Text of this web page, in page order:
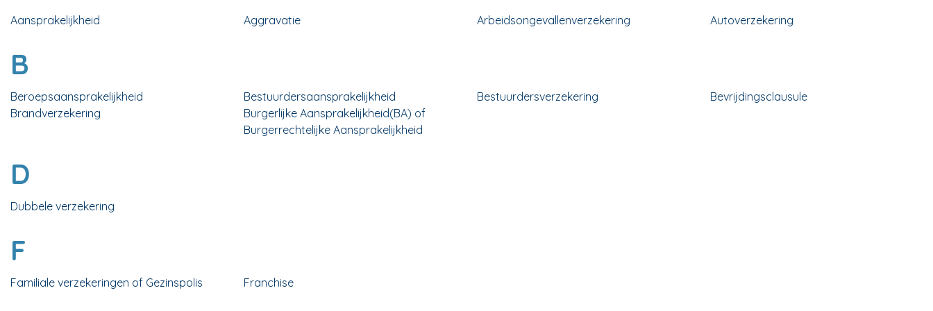
Aansprakelijkheid Aggravatie Arbeidsongevallenverzekering Autoverzekering
B
Beroepsaansprakelijkheid Bestuurdersaansprakelijkheid Bestuurdersverzekering
Bevrijdingsclausule
Brandverzekering
Burgerlijke Aansprakelijkheid(BA) of
Burgerrechtelijke Aansprakelijkheid
D
Dubbele verzekering
F
Familiale verzekeringen of Gezinspolis Franchise